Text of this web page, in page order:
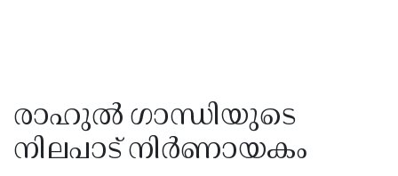
രാഹുൽ ഗാന്ധിയുടെ
നിലപാട് നിർണായകം